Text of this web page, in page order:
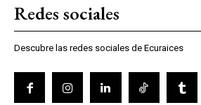
Redes sociales
Descubre las redes sociales de Ecuraices